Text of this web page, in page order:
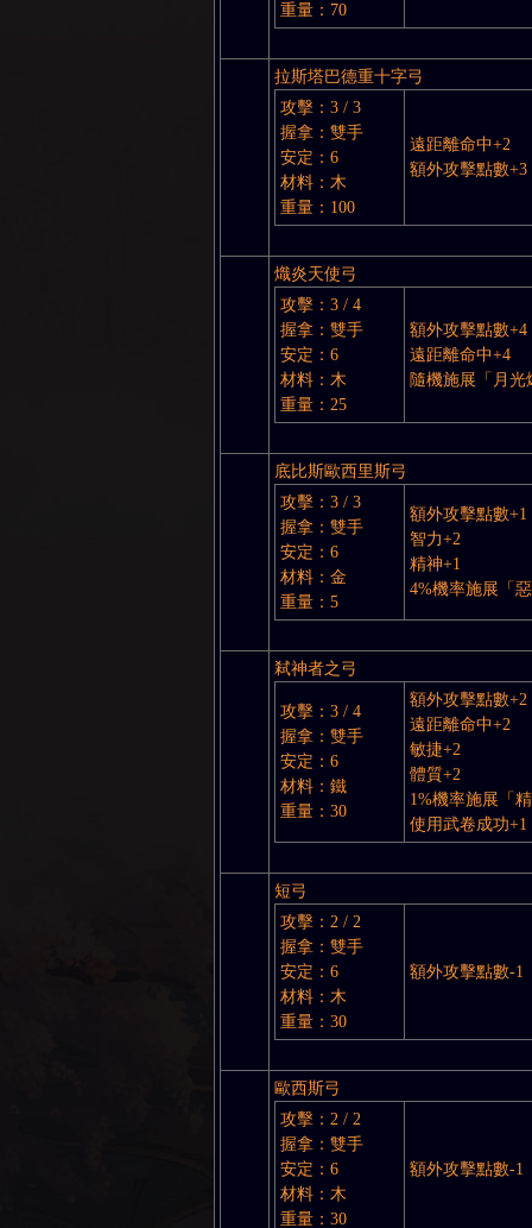
重量：70
拉斯塔巴德重十字弓
攻擊：3 / 3
握拿：雙手
安定：6
材料：木
重量：100
遠距離命中+2
額外攻擊點數+3
熾炎天使弓
攻擊：3 / 4
握拿：雙手
安定：6
材料：木
重量：25
額外攻擊點數+4
遠距離命中+4
隨機施展「月光
底比斯歐西里斯弓
攻擊：3 / 3
握拿：雙手
安定：6
材料：金
重量：5
額外攻擊點數+1
智力+2
精神+1
4%機率施展「
弒神者之弓
攻擊：3 / 4
握拿：雙手
安定：6
材料：鐵
重量：30
額外攻擊點數+2
遠距離命中+2
敏捷+2
體質+2
1%機率施展「
使用武卷成功
短弓
攻擊：2 / 2
握拿：雙手
安定：6
材料：木
重量：30
額外攻擊點數-1
歐西斯弓
攻擊：2 / 2
握拿：雙手
安定：6
材料：木
重量：30
額外攻擊點數-1